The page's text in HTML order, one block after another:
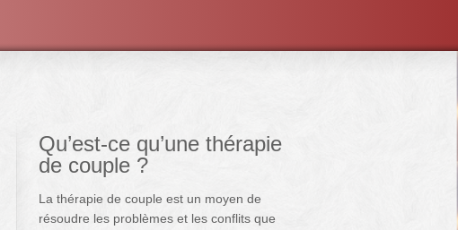
Qu’est-ce qu’une thérapie
de couple ?
La thérapie de couple est un moyen de
résoudre les problèmes et les conflits que